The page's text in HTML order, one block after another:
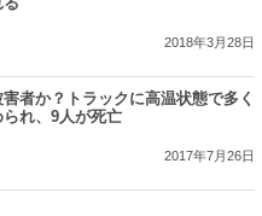
2018年3月28日
者か？トラックに高温状態で多く
れ、9人が死亡
2017年7月26日